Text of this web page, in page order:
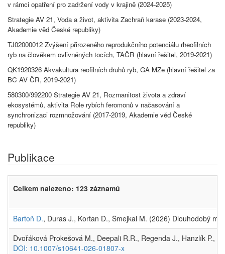
v rámci opatření pro zadržení vody v krajině (2024-2025)
Strategie AV 21, Voda a život, aktivita Zachraň karase (2023-2024,
Akademie věd České republiky)
TJ02000012 Zvýšení přirozeného reprodukčního potenciálu rheofilních
ryb na člověkem ovlivněných tocích, TAČR (hlavní řešitel, 2019-2021)
QK1920326 Akvakultura reofilních druhů ryb, GA MZe (hlavní řešitel za
BC AV ČR, 2019-2021)
580300/992200 Strategie AV 21, Rozmanitost života a zdraví
ekosystémů, aktivita Role rybích feromonů v načasování a
synchronizaci rozmnožování (2017-2019, Akademie věd České
republiky)
Publikace
Celkem nalezeno: 123 záznamů
Bartoň D., Duras J., Kortan D., Šmejkal M. (2026) Dlouhodobý
Dvořáková Prokešová M., Deepali R.R., Regenda J., Hanzlík P.,
DOI: 10.1007/s10641-026-01807-x